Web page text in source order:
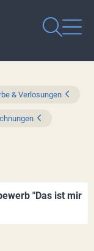
& Verlosungen
"Das ist mir